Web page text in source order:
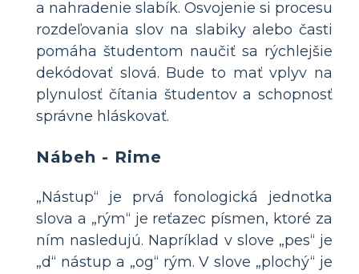
a nahradenie slabík. Osvojenie si procesu
rozdeľovania slov na slabiky alebo časti
pomáha študentom naučiť sa rýchlejšie
dekódovať slová. Bude to mať vplyv na
plynulosť čítania študentov a schopnosť
správne hláskovať.
Nábeh - Rime
„Nástup“ je prvá fonologická jednotka
slova a „rým“ je reťazec písmen, ktoré za
ním nasledujú. Napríklad v slove „pes“ je
„d“ nástup a „og“ rým. V slove „plochý“ je